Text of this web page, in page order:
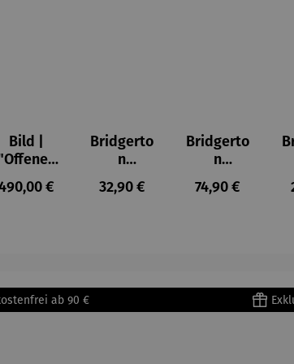
Bild |
Fenster in
Preis:
€
Bridgerto
n
Espresso
becher
Regulärer Preis:
32,90 €
Bridgerto
n
Espressot
assen Set
Metallges
Regulärer
74,90 €
ab 90 €